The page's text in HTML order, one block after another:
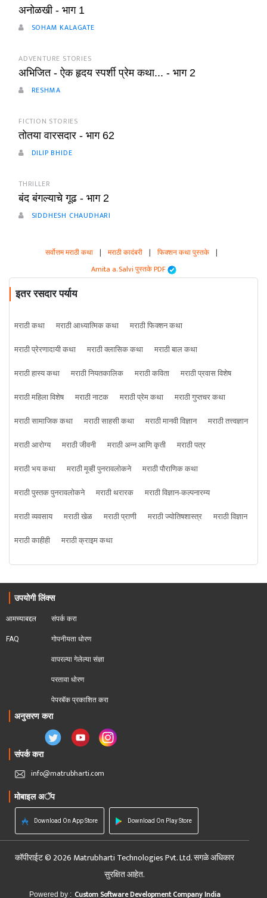
अनोळखी - भाग 1
SOHAM KALAGATE
ADVENTURE STORIES
अभिजित - ऐक हृदय स्पर्शी प्रेम कथा... - भाग 2
RESHMA
FICTION STORIES
तोतया वारसदार - भाग 62
DILIP BHIDE
THRILLER
बंद बंगल्याचे गूढ - भाग 2
SIDDHESH CHAUDHARI
सर्वोत्तम मराठी कथा | मराठी कादंबरी | फिक्शन कथा पुस्तके |
Amita a. Salvi पुस्तके PDF
इतर रसदार पर्याय
मराठी कथा मराठी आध्यात्मिक कथा
मराठी फिक्शन कथा
मराठी प्रेरणादायी कथा
मराठी क्लासिक कथा
मराठी बाल कथा
मराठी हास्य कथा
मराठी नियतकालिक मराठी कविता
मराठी प्रवास विशेष
मराठी महिला विशेष
मराठी नाटक मराठी प्रेम कथा
मराठी गुप्तचर कथा
मराठी सामाजिक कथा
मराठी साहसी कथा मराठी मानवी विज्ञान
मराठी तत्त्वज्ञान
मराठी आरोग्य
मराठी जीवनी मराठी अन्न आणि कृती
मराठी पत्र
मराठी भय कथा
मराठी मूव्ही पुनरावलोकने
मराठी पौराणिक कथा
मराठी पुस्तक पुनरावलोकने
मराठी थरारक
मराठी विज्ञान-कल्पनारम्य
मराठी व्यवसाय
मराठी खेळ मराठी प्राणी मराठी ज्योतिषशास्त्र
मराठी विज्ञान
मराठी काहीही
मराठी क्राइम कथा
उपयोगी लिंक्स
आमच्याबद्दल
FAQ
संपर्क करा
गोपनीयता धोरण
वापरल्या गेलेल्या संज्ञा
परतावा धोरण
पेपरबॅक प्रकाशित करा
अनुसरण करा
संपर्क करा
info@matrubharti.com
मोबाइल अॅप
Download On App Store Download On Play Store
कॉपीराईट © 2026 Matrubharti Technologies Pvt. Ltd. सगळे अधिकार
सुरक्षित आहेत.
Powered by : Custom Software Development Company India